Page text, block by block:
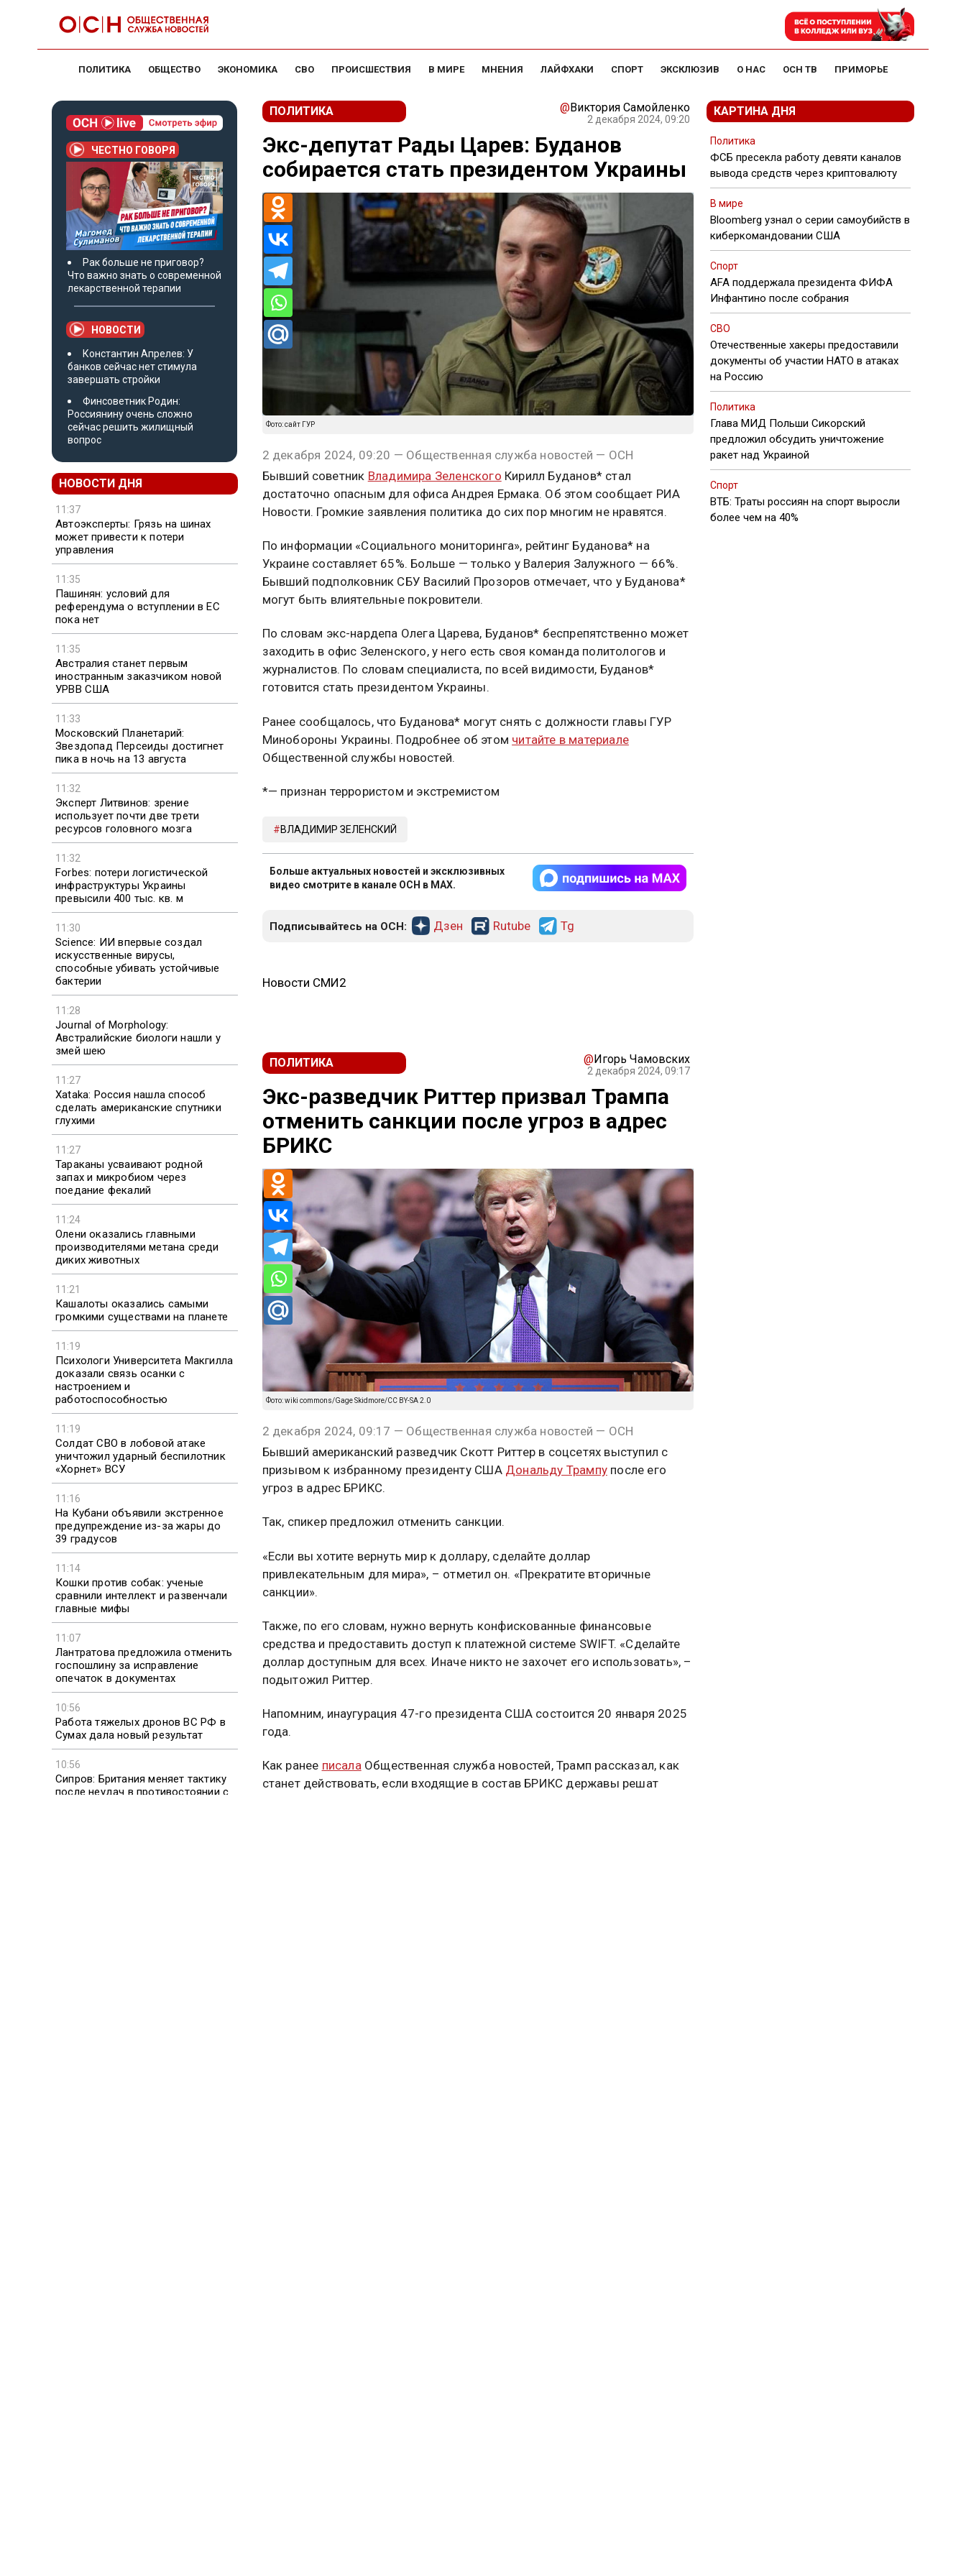
ПОЛИТИКА ОБЩЕСТВО ЭКОНОМИКА СВО ПРОИСШЕСТВИЯ В МИРЕ МНЕНИЯ ЛАЙФХАКИ СПОРТ ЭКСКЛЮЗИВ О НАС ОСН ТВ ПРИМОРЬЕ
ЧЕСТНО ГОВОРЯ
Рак больше не приговор?
Что важно знать о современной
лекарственной терапии
НОВОСТИ
Константин Апрелев: У
банков сейчас нет стимула
завершать стройки
Финсоветник Родин:
Россиянину очень сложно
сейчас решить жилищный
вопрос
НОВОСТИ ДНЯ
11:37
Автоэксперты: Грязь на шинах
может привести к потери
управления
11:35
Пашинян: условий для
референдума о вступлении в ЕС
пока нет
11:35
Австралия станет первым
иностранным заказчиком новой
УРВВ США
11:33
Московский Планетарий:
Звездопад Персеиды достигнет
пика в ночь на 13 августа
11:32
Эксперт Литвинов: зрение
использует почти две трети
ресурсов головного мозга
11:32
Forbes: потери логистической
инфраструктуры Украины
превысили 400 тыс. кв. м
11:30
Science: ИИ впервые создал
искусственные вирусы,
способные убивать устойчивые
бактерии
11:28
Journal of Morphology:
Австралийские биологи нашли у
змей шею
11:27
Xataka: Россия нашла способ
сделать американские спутники
глухими
11:27
Тараканы усваивают родной
запах и микробиом через
поедание фекалий
11:24
Олени оказались главными
производителями метана среди
диких животных
11:21
Кашалоты оказались самыми
громкими существами на планете
11:19
Психологи Университета Макгилла
доказали связь осанки с
настроением и
работоспособностью
11:19
Солдат СВО в лобовой атаке
уничтожил ударный беспилотник
«Хорнет» ВСУ
11:16
На Кубани объявили экстренное
предупреждение из-за жары до
39 градусов
11:14
Кошки против собак: ученые
сравнили интеллект и развенчали
главные мифы
11:07
Лантратова предложила отменить
госпошлину за исправление
опечаток в документах
10:56
Работа тяжелых дронов ВС РФ в
Сумах дала новый результат
10:56
Сипров: Британия меняет тактику
после неудач в противостоянии с
ПОЛИТИКА @Виктория Самойленко
2 декабря 2024, 09:20
Экс-депутат Рады Царев: Буданов
собирается стать президентом Украины
Фото: сайт ГУР
2 декабря 2024, 09:20 — Общественная служба новостей — ОСН
Бывший советник Владимира Зеленского Кирилл Буданов* стал
достаточно опасным для офиса Андрея Ермака. Об этом сообщает РИА
Новости. Громкие заявления политика до сих пор многим не нравятся.
По информации «Социального мониторинга», рейтинг Буданова* на
Украине составляет 65%. Больше — только у Валерия Залужного — 66%.
Бывший подполковник СБУ Василий Прозоров отмечает, что у Буданова*
могут быть влиятельные покровители.
По словам экс-нардепа Олега Царева, Буданов* беспрепятственно может
заходить в офис Зеленского, у него есть своя команда политологов и
журналистов. По словам специалиста, по всей видимости, Буданов*
готовится стать президентом Украины.
Ранее сообщалось, что Буданова* могут снять с должности главы ГУР
Минобороны Украины. Подробнее об этом читайте в материале
Общественной службы новостей.
*— признан террористом и экстремистом
ВЛАДИМИР ЗЕЛЕНСКИЙ
Больше актуальных новостей и эксклюзивных
видео смотрите в канале ОСН в MAX.
Подписывайтесь на ОСН: Дзен Rutube Tg
Новости СМИ2
ПОЛИТИКА @Игорь Чамовских
2 декабря 2024, 09:17
Экс-разведчик Риттер призвал Трампа
отменить санкции после угроз в адрес
БРИКС
Фото: wiki commons/Gage Skidmore/CC BY-SA 2.0
2 декабря 2024, 09:17 — Общественная служба новостей — ОСН
Бывший американский разведчик Скотт Риттер в соцсетях выступил с
призывом к избранному президенту США Дональду Трампупосле его
угроз в адрес БРИКС.
Так, спикер предложил отменить санкции.
«Если вы хотите вернуть мир к доллару, сделайте доллар
привлекательным для мира», – отметил он. «Прекратите вторичные
санкции».
Также, по его словам, нужно вернуть конфискованные финансовые
средства и предоставить доступ к платежной системе SWIFT. «Сделайте
доллар доступным для всех. Иначе никто не захочет его использовать», –
подытожил Риттер.
Напомним, инаугурация 47-го президента США состоится 20 января 2025
года.
Как ранее писалаОбщественная служба новостей, Трамп рассказал, как
станет действовать, если входящие в состав БРИКС державы решат
КАРТИНА ДНЯ
Политика
ФСБ пресекла работу девяти каналов
вывода средств через криптовалюту
В мире
Bloomberg узнал о серии самоубийств в
киберкомандовании США
Спорт
AFA поддержала президента ФИФА
Инфантино после собрания
СВО
Отечественные хакеры предоставили
документы об участии НАТО в атаках
на Россию
Политика
Глава МИД Польши Сикорский
предложил обсудить уничтожение
ракет над Украиной
Спорт
ВТБ: Траты россиян на спорт выросли
более чем на 40%